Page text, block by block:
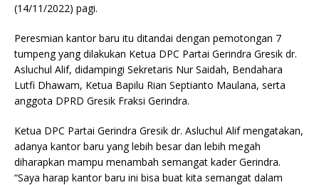
(14/11/2022) pagi.
Peresmian kantor baru itu ditandai dengan pemotongan 7
tumpeng yang dilakukan Ketua DPC Partai Gerindra Gresik dr.
Asluchul Alif, didampingi Sekretaris Nur Saidah, Bendahara
Lutfi Dhawam, Ketua Bapilu Rian Septianto Maulana, serta
anggota DPRD Gresik Fraksi Gerindra.
Ketua DPC Partai Gerindra Gresik dr. Asluchul Alif mengatakan,
adanya kantor baru yang lebih besar dan lebih megah
diharapkan mampu menambah semangat kader Gerindra.
“Saya harap kantor baru ini bisa buat kita semangat dalam